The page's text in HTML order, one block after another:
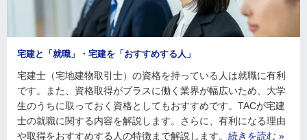
宅建と「就職」・宅建を「おすすめする人」
宅建士（宅地建物取引士）の資格を持っている人は就職に有利
です。また、資格取得がプラスに働く業界が幅広いため、大学
生のうちに取っておく資格としてもおすすめです。TACが宅建
士の就職に関する内容を解説します。さらに、有利になる理由
や取得をおすすめする人の特徴まで解説します。 続きを読む »